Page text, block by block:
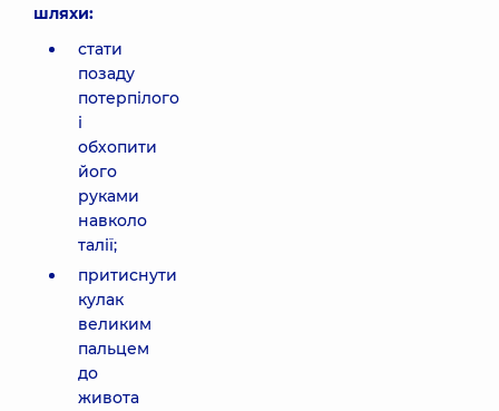
шляхи:
стати
позаду
потерпілого
і
обхопити
його
руками
навколо
талії;
притиснути
кулак
великим
пальцем
до
живота